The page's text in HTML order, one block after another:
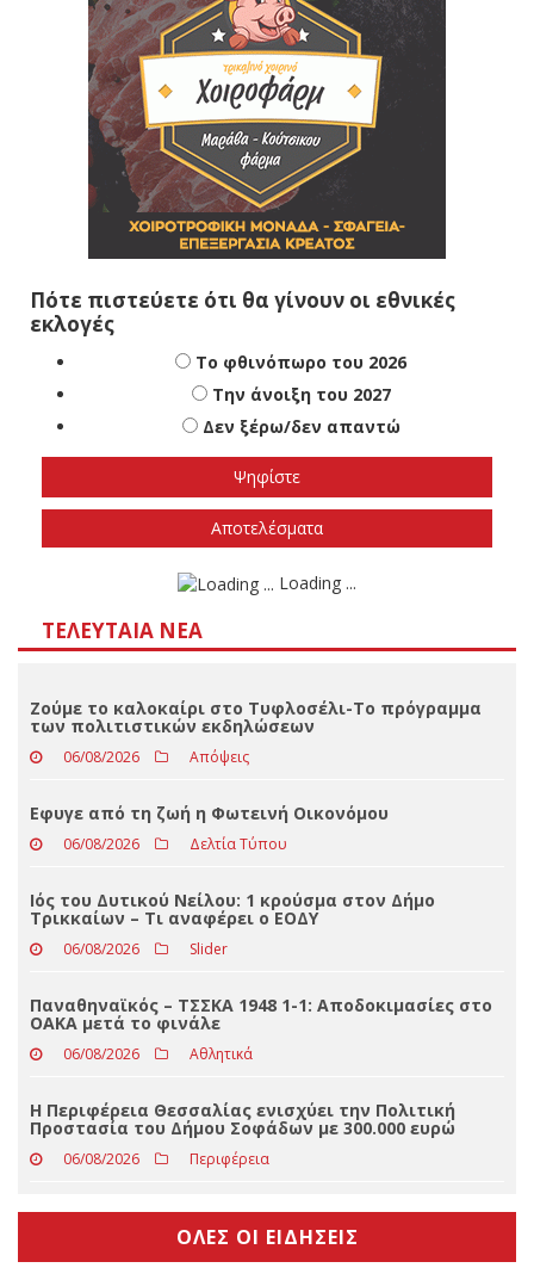
Πότε πιστεύετε ότι θα γίνουν οι εθνικές
εκλογές
Το φθινόπωρο του 2026
Την άνοιξη του 2027
Δεν ξέρω/δεν απαντώ
ΤΕΛΕΥΤΑΊΑ ΝΈΑ
Ζούμε το καλοκαίρι στο Τυφλοσέλι-Το πρόγραμμα
των πολιτιστικών εκδηλώσεων
Eφυγε από τη ζωή η Φωτεινή Οικονόμου
06/08/2026 Δελτία Τύπου
Ιός του Δυτικού Νείλου: 1 κρούσμα στον Δήμο
Τρικκαίων – Τι αναφέρει ο ΕΟΔΥ
06/08/2026 Slider
Παναθηναϊκός – ΤΣΣΚΑ 1948 1-1: Αποδοκιμασίες στο
ΟΑΚΑ μετά το φινάλε
06/08/2026 Αθλητικά
Η Περιφέρεια Θεσσαλίας ενισχύει την Πολιτική
Προστασία του Δήμου Σοφάδων με 300.000 ευρώ
06/08/2026 Περιφέρεια